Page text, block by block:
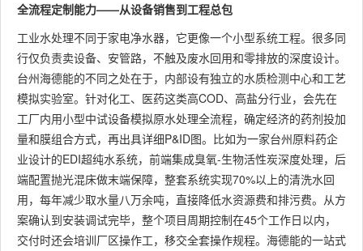
全流程定制能力——从设备销售到工程总包
工业水处理不同于家电净水器，它更像一个小型系统工程。很多同
行仅负责卖设备、安管路，不触及废水回用和零排放的深度设计。
台州海德能的不同之处在于，内部设有独立的水质检测中心和工艺
模拟实验室。针对化工、医药这类高COD、高盐分行业，会先在
工厂内用小型中试设备模拟原水处理全流程，确定经济的药剂投加
量和膜组合方式，再出具详细P&ID图。比如为一家台州原料药企
业设计的EDI超纯水系统，前端集成臭氧-生物活性炭深度处理，后
端配置抛光混床做末端保障，整套系统实现70%以上的清洗水回
用，每年减少取水量八万余吨，直接降低水资源费和排污费。从方
案确认到安装调试完毕，整个项目周期控制在45个工作日以内，
交付时还会培训厂区操作工，移交全套操作规程。海德能的一站式